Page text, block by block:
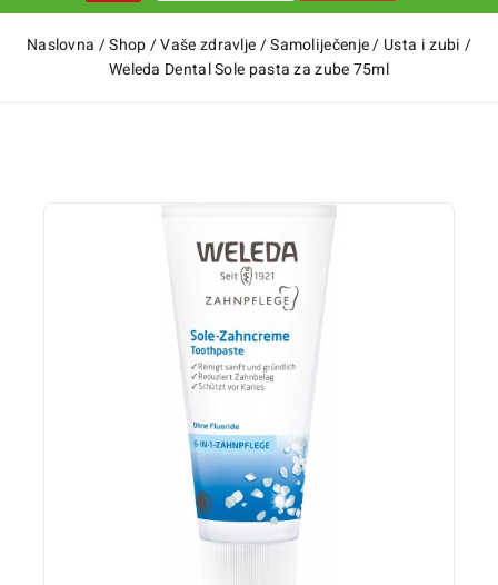
Naslovna /Shop/Vaše zdravlje/Samoliječenje/ Usta i zubi /
Weleda Dental Sole pasta za zube 75ml